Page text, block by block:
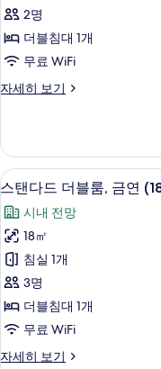
기
Standard
Double
Room
사
두
보
기
2명
더블침대 1개
무료 WiFi
자세히 보기
Non-
Room
자
세
보
기
스
탠
다
드
더
블
룸,
금
10
스탠다드 더블룸, 금연
시내 전망
18㎡
침실 1개
3명
더블침대 1개
무료 WiFi
자세히 보기
스